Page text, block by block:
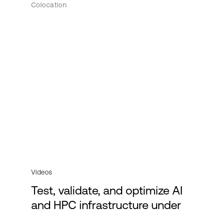
Colocation
Videos
Test, validate, and optimize AI
and HPC infrastructure under